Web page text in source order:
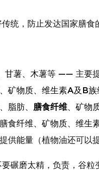
统，防止发达国家膳食
甘薯、木薯等 —— 主要
矿物质、维生素A及B族
脂肪、 膳食纤维、矿物
膳食纤维、矿物质、维生
供能量 （植物油还可以
碾磨太精，负责，谷